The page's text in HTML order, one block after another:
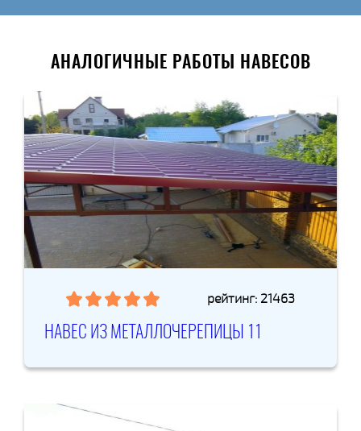
АНАЛОГИЧНЫЕ РАБОТЫ НАВЕСОВ
рейтинг: 21463
НАВЕС ИЗ МЕТАЛЛОЧЕРЕПИЦЫ 11